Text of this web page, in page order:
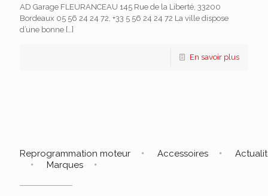
AD Garage FLEURANCEAU 145 Rue de la Liberté, 33200
Bordeaux 05 56 24 24 72, +33 5 56 24 24 72 La ville dispose
d’une bonne […]
En savoir plus
Reprogrammation moteur Accessoires
Marques